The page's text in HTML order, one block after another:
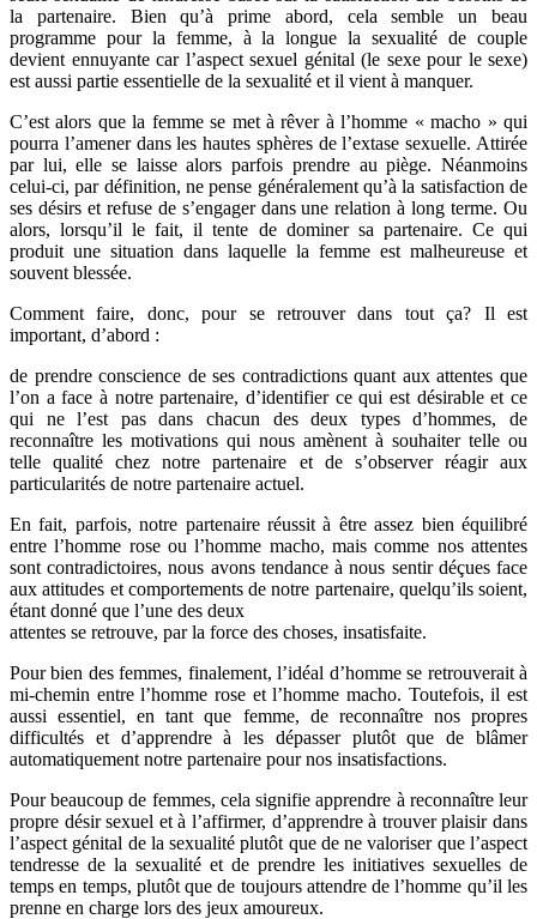
la partenaire. Bien qu’à prime abord, cela semble un beau
programme pour la femme, à la longue la sexualité de couple
devient ennuyante car l’aspect sexuel génital (le sexe pour le sexe)
est aussi partie essentielle de la sexualité et il vient à manquer.
C’est alors que la femme se met à rêver à l’homme « macho » qui
pourra l’amener dans les hautes sphères de l’extase sexuelle. Attirée
par lui, elle se laisse alors parfois prendre au piège. Néanmoins
celui-ci, par définition, ne pense généralement qu’à la satisfaction de
ses désirs et refuse de s’engager dans une relation à long terme. Ou
alors, lorsqu’il le fait, il tente de dominer sa partenaire. Ce qui
produit une situation dans laquelle la femme est malheureuse et
souvent blessée.
Comment faire, donc, pour se retrouver dans tout ça? Il est
important, d’abord :
de prendre conscience de ses contradictions quant aux attentes que
l’on a face à notre partenaire, d’identifier ce qui est désirable et ce
qui ne l’est pas dans chacun des deux types d’hommes, de
reconnaître les motivations qui nous amènent à souhaiter telle ou
telle qualité chez notre partenaire et de s’observer réagir aux
particularités de notre partenaire actuel.
En fait, parfois, notre partenaire réussit à être assez bien équilibré
entre l’homme rose ou l’homme macho, mais comme nos attentes
sont contradictoires, nous avons tendance à nous sentir déçues face
aux attitudes et comportements de notre partenaire, quelqu’ils soient,
étant donné que l’une des deux
attentes se retrouve, par la force des choses, insatisfaite.
Pour bien des femmes, finalement, l’idéal d’homme se retrouverait à
mi-chemin entre l’homme rose et l’homme macho. Toutefois, il est
aussi essentiel, en tant que femme, de reconnaître nos propres
difficultés et d’apprendre à les dépasser plutôt que de blâmer
automatiquement notre partenaire pour nos insatisfactions.
Pour beaucoup de femmes, cela signifie apprendre à reconnaître leur
propre désir sexuel et à l’affirmer, d’apprendre à trouver plaisir dans
l’aspect génital de la sexualité plutôt que de ne valoriser que l’aspect
tendresse de la sexualité et de prendre les initiatives sexuelles de
temps en temps, plutôt que de toujours attendre de l’homme qu’il les
prenne en charge lors des jeux amoureux.